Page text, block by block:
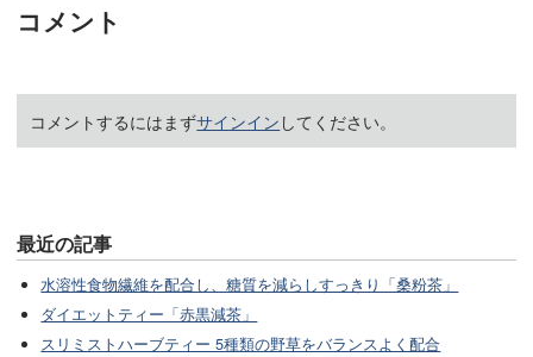
コメント
コメントするにはまずサインイン してください。
最近の記事
水溶性食物繊維を配合し、糖質を減らしすっきり「桑粉茶」
ダイエットティー「赤黒減茶」
スリミストハーブティー 5種類の野草をバランスよく配合